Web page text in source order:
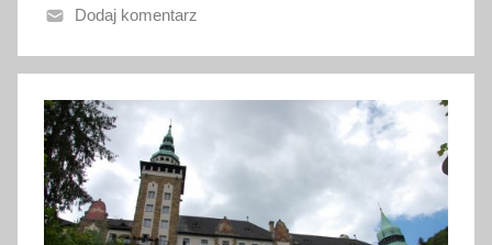
o
5
w
r
z
e
ś
Dodaj komentarz